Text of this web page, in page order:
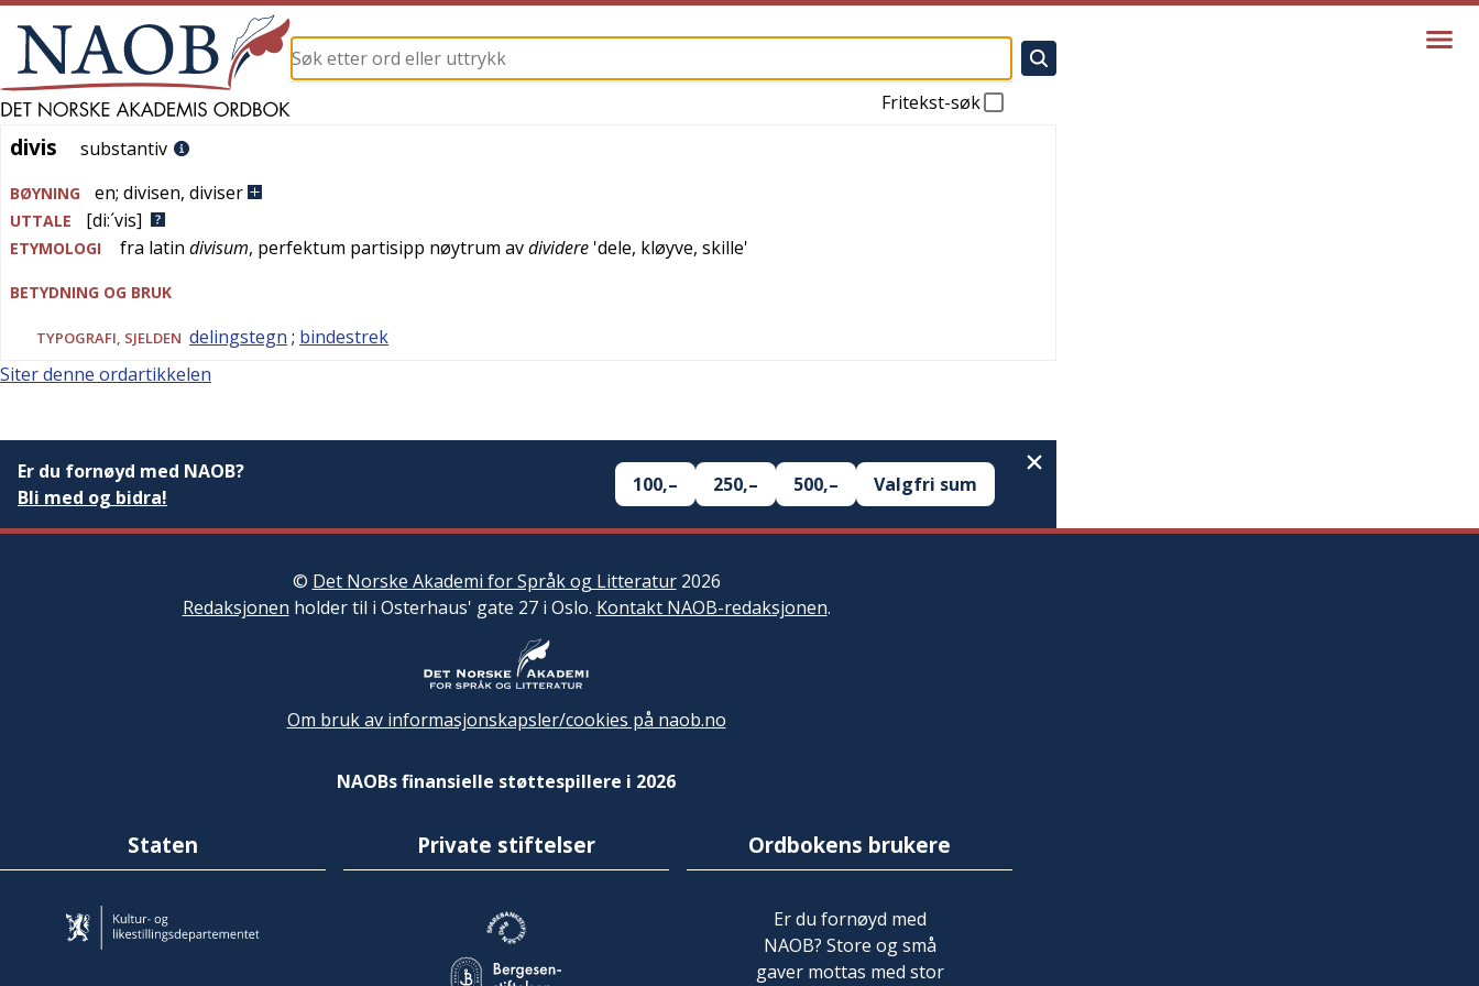
Fritekst-søk
divis
divis substantiv
BØYNING en; divisen, diviser
UTTALE [di:´vis]
ETYMOLOGI fra latin divisum, perfektum partisipp nøytrum avdividere 'dele, kløyve, skille'
BETYDNING OG BRUK
TYPOGRAFI SJELDEN delingstegn ; bindestrek
Siter denne ordartikkelen
Er du fornøyd med NAOB?
Bli med og bidra!
100,– 250,– 500,– Valgfri sum
© Det Norske Akademi for Språk og Litteratur2026
Redaksjonen holder til i Osterhaus' gate 27 i Oslo. Kontakt NAOB-redaksjonen.
Om bruk av informasjonskapsler/cookies på naob.no
NAOBs finansielle støttespillere i 2026
Staten Private stiftelser Ordbokens brukere
Er du fornøyd med
NAOB? Store og små
gaver mottas med stor